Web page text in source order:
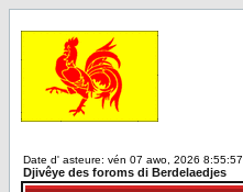
Date d' asteure: vén 07 awo, 2026 8:55:57
Djivêye des foroms di Berdelaedjes